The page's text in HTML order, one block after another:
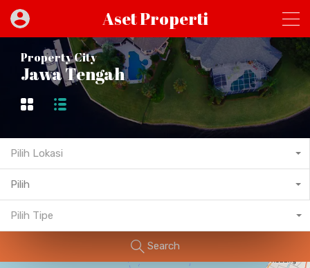
Aset Properti
Property City
Jawa Tengah
Pilih Lokasi
Pilih
Pilih Tipe
Search